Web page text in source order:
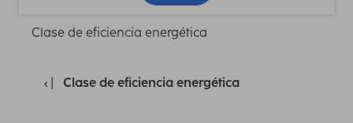
Clase de eficiencia energética
Clase de eficiencia energética